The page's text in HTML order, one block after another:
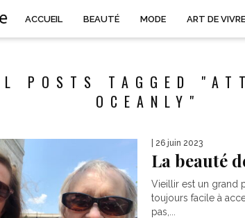
ACCUEIL BEAUTÉ MODE ART DE VIVRE
POSTS TAGGED
OCEANLY"
| 26 juin 2023
La beauté
Vieillir est un grand
toujours facile à
pas,...